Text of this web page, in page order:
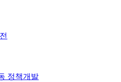
정책개발